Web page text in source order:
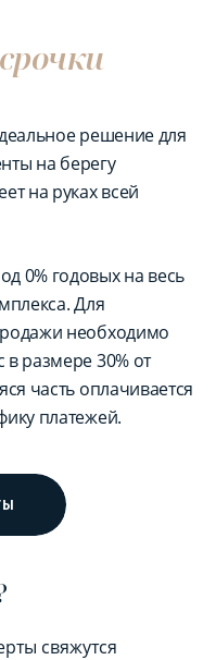
решение для
на берегу
на руках всей
0% годовых на весь
Для
необходимо
размере 30% от
часть оплачивается
платежей.
свяжутся